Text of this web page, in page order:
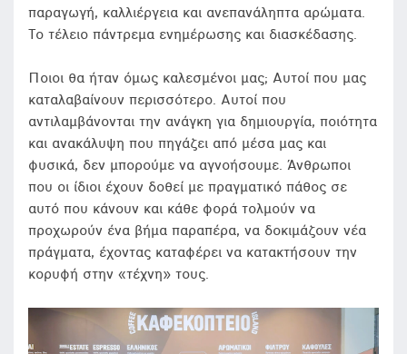
παραγωγή, καλλιέργεια και ανεπανάληπτα αρώματα.
Το τέλειο πάντρεμα ενημέρωσης και διασκέδασης.
Ποιοι θα ήταν όμως καλεσμένοι μας; Αυτοί που μας
καταλαβαίνουν περισσότερο. Αυτοί που
αντιλαμβάνονται την ανάγκη για δημιουργία, ποιότητα
και ανακάλυψη που πηγάζει από μέσα μας και
φυσικά, δεν μπορούμε να αγνοήσουμε. Άνθρωποι
που οι ίδιοι έχουν δοθεί με πραγματικό πάθος σε
αυτό που κάνουν και κάθε φορά τολμούν να
προχωρούν ένα βήμα παραπέρα, να δοκιμάζουν νέα
πράγματα, έχοντας καταφέρει να κατακτήσουν την
κορυφή στην «τέχνη» τους.